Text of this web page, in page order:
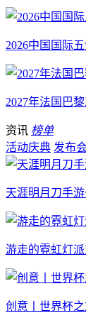
2026中国国际
2027年法国巴
资讯 榜单
活动庆典 发布
天涯明月刀手
游走的霓虹灯
创意丨世界杯